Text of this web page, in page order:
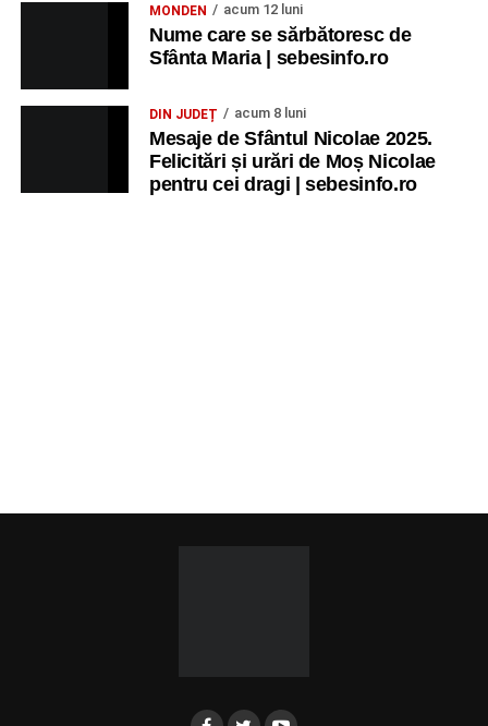
MONDEN acum 12 luni
Nume care se sărbătoresc de
Sfânta Maria | sebesinfo.ro
DIN JUDEȚ acum 8 luni
Mesaje de Sfântul Nicolae 2025.
Felicitări și urări de Moș Nicolae
pentru cei dragi | sebesinfo.ro